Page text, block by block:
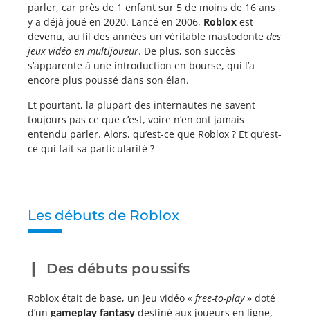
parler, car près de 1 enfant sur 5 de moins de 16 ans
y a déjà joué en 2020. Lancé en 2006, Roblox est
devenu, au fil des années un véritable mastodonte des
jeux vidéo en multijoueur. De plus, son succès
s’apparente à une introduction en bourse, qui l’a
encore plus poussé dans son élan.
Et pourtant, la plupart des internautes ne savent
toujours pas ce que c’est, voire n’en ont jamais
entendu parler. Alors, qu’est-ce que Roblox ? Et qu’est-
ce qui fait sa particularité ?
Les débuts de Roblox
Des débuts poussifs
Roblox était de base, un jeu vidéo « free-to-play» doté
d’un gameplay fantasy destiné aux joueurs en ligne,